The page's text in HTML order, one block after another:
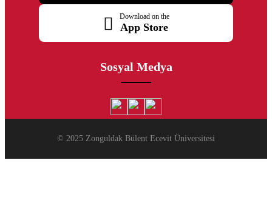
Download on the
App Store
Sosyal Medya
© 2025 Zonguldak Bülent Ecevit Üniversitesi